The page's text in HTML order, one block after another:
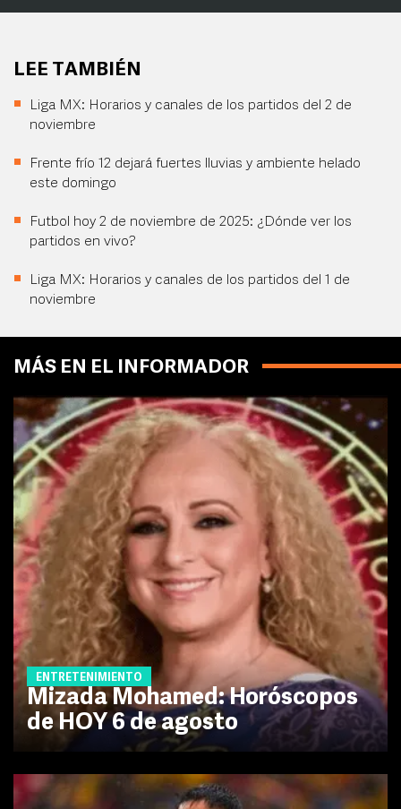
LEE TAMBIÉN
Liga MX: Horarios y canales de los partidos del 2 de
noviembre
Frente frío 12 dejará fuertes lluvias y ambiente helado
este domingo
Futbol hoy 2 de noviembre de 2025: ¿Dónde ver los
partidos en vivo?
Liga MX: Horarios y canales de los partidos del 1 de
noviembre
MÁS EN EL INFORMADOR
ENTRETENIMIENTO
Mizada Mohamed: Horóscopos
de HOY 6 de agosto